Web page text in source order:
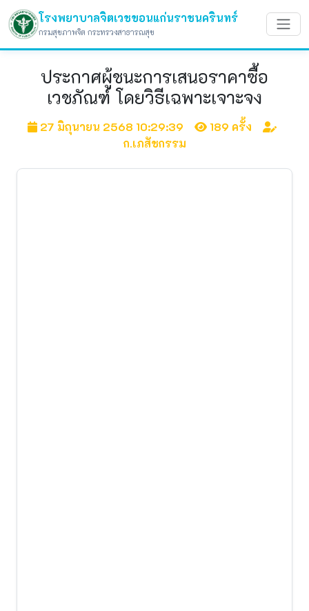
โรงพยาบาลจิตเวชขอนแก่นราชนครินทร์
กรมสุขภาพจิต กระทรวงสาธารณสุข
ประกาศผู้ชนะการเสนอราคาซื้อ
เวชภัณฑ์ โดยวิธีเฉพาะเจาะจง
27 มิถุนายน 2568 10:29:39
189 ครั้ง
ก.เภสัชกรรม